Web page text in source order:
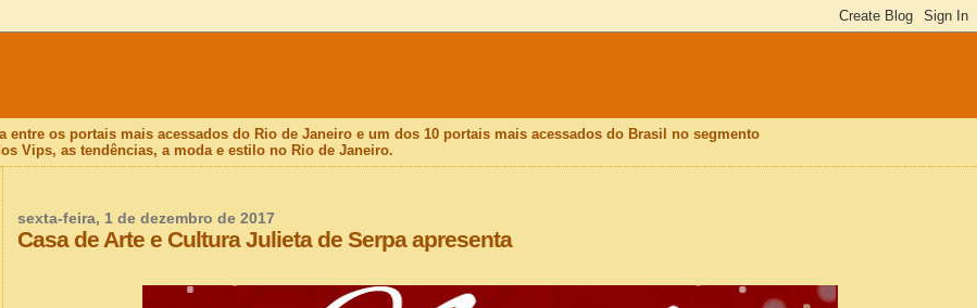
os portais mais acessados do Rio de Janeiro e um dos 10 portais mais acessados do Brasil no segmento
Vips, as tendências, a moda e estilo no Rio de Janeiro.
sexta-feira, 1 de dezembro de 2017
Casa de Arte e Cultura Julieta de Serpa apresenta